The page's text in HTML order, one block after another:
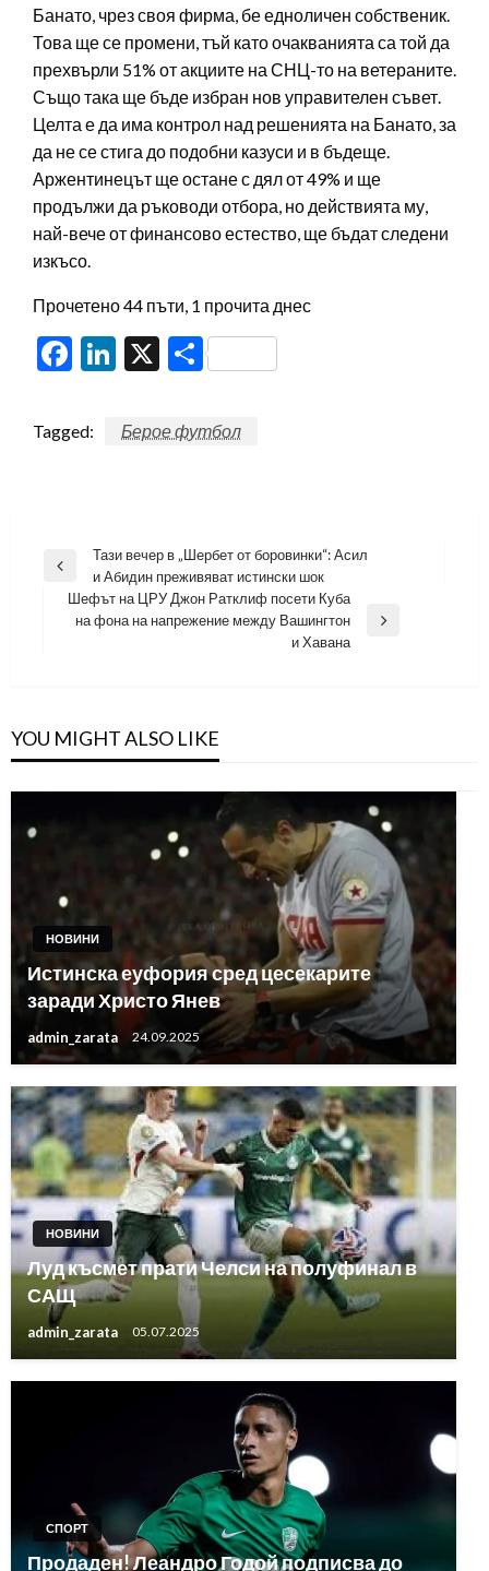
Банато, чрез своя фирма, бе едноличен собственик.
Това ще се промени, тъй като очакванията са той да
прехвърли 51% от акциите на СНЦ-то на ветераните.
Също така ще бъде избран нов управителен съвет.
Целта е да има контрол над решенията на Банато, за
да не се стига до подобни казуси и в бъдеще.
Аржентинецът ще остане с дял от 49% и ще
продължи да ръководи отбора, но действията му,
най-вече от финансово естество, ще бъдат следени
изкъсо.
Прочетено 44 пъти, 1 прочита днес
Facebook
LinkedIn
X Share
Tagged: Берое футбол
Навигация
Previous
Post
Тази вечер в „Шербет от боровинки“: Асил
и Абидин преживяват истински шок
Next
Шефът на ЦРУ Джон Ратклиф посети Куба
на фона на напрежение между Вашингтон
и Хавана
YOU MIGHT ALSO LIKE
НОВИНИ
Истинска еуфория сред цесекарите
заради Христо Янев
admin_zarata 24.09.2025
НОВИНИ
Луд късмет прати Челси на полуфинал в
САЩ
admin_zarata 05.07.2025
СПОРТ
Продаден! Леандро Годой подписва до